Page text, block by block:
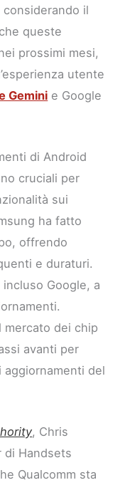
il
queste
prossimi mesi,
utente
Gemini e Google
di Android
cruciali per
sui
ha fatto
offrendo
e duraturi.
Google, a
mercato dei chip
avanti per
del
, Chris
di Handsets
Qualcomm sta